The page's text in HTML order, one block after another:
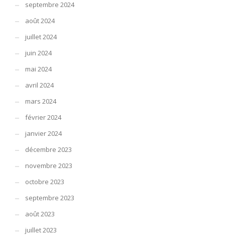
septembre 2024
août 2024
juillet 2024
juin 2024
mai 2024
avril 2024
mars 2024
février 2024
janvier 2024
décembre 2023
novembre 2023
octobre 2023
septembre 2023
août 2023
juillet 2023